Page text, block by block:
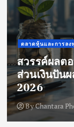
ตลาดหุ้นและการลง
สวรรค์ผลต
ส่วนเงินปัน
2026
ByChantara